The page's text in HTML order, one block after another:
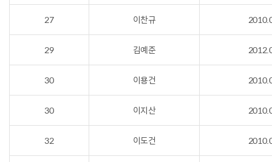
27 이찬규
29 김예준
30 이용건
30 이지산
32 이도건